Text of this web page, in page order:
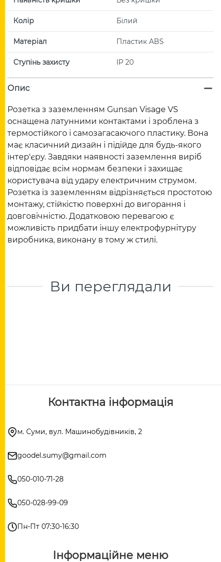
Колір Білий
Матеріал Пластик ABS
Ступінь захисту IP 20
Опис
Розетка з заземленням Gunsan Visage VS
оснащена латунними контактами і зроблена з
термостійкого і самозагасаючого пластику. Вона
має класичний дизайн і підійде для будь-якого
інтер'єру. Завдяки наявності заземлення виріб
відповідає всім нормам безпеки і захищає
користувача від удару електричним струмом.
Розетка із заземленням відрізняється простотою
монтажу, стійкістю поверхні до вигорання і
довговічністю. Додатковою перевагою є
можливість придбати іншу електрофурнітуру
виробника, виконану в тому ж стилі.
Ви переглядали
Контактна інформація
м. Суми, вул. Машинобудівників, 2
goodel.sumy@gmail.com
050-010-71-28
050-028-99-09
Пн-Пт 07:30-16:30
Інформаційне меню